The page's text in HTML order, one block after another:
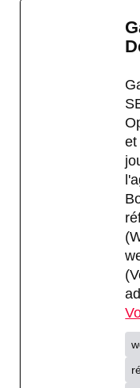
et